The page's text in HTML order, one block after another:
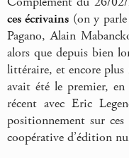
ces écrivains(on y parle
Pagano, Alain
alors que depuis bien
littéraire, et encore plus
avait été le premier,
récent avec Eric
positionnement sur
coopérative d’édition